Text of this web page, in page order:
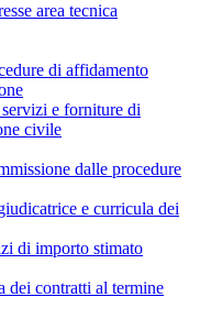
area tecnica
di affidamento
e forniture di
civile
dalle procedure
e curricula dei
di importo stimato
dei contratti al termine